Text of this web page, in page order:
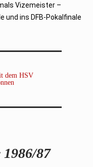
Vizemeister –
und ins DFB-Pokalfinale
dem HSV
87